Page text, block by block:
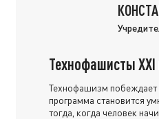
Технофашисты XXI
Технофашизм побеждает
программа становится
тогда, когда человек